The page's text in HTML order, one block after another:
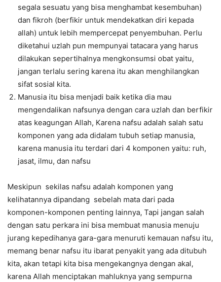
segala sesuatu yang bisa menghambat kesembuhan)
dan fikroh (berfikir untuk mendekatkan diri kepada
allah) untuk lebih mempercepat penyembuhan. Perlu
diketahui uzlah pun mempunyai tatacara yang harus
dilakukan sepertihalnya mengkonsumsi obat yaitu,
jangan terlalu sering karena itu akan menghilangkan
sifat sosial kita.
Manusia itu bisa menjadi baik ketika dia mau
mengendalikan nafsunya dengan cara uzlah dan berfikir
atas keagungan Allah, Karena nafsu adalah salah satu
komponen yang ada didalam tubuh setiap manusia,
karena manusia itu terdari dari 4 komponen yaitu: ruh,
jasat, ilmu, dan nafsu
Meskipun sekilas nafsu adalah komponen yang
kelihatannya dipandang sebelah mata dari pada
komponen-komponen penting lainnya, Tapi jangan salah
dengan satu perkara ini bisa membuat manusia menuju
jurang kepedihanya gara-gara menuruti kemauan nafsu itu,
memang benar nafsu itu ibarat penyakit yang ada ditubuh
kita, akan tetapi kita bisa mengekangnya dengan akal,
karena Allah menciptakan mahluknya yang sempurna